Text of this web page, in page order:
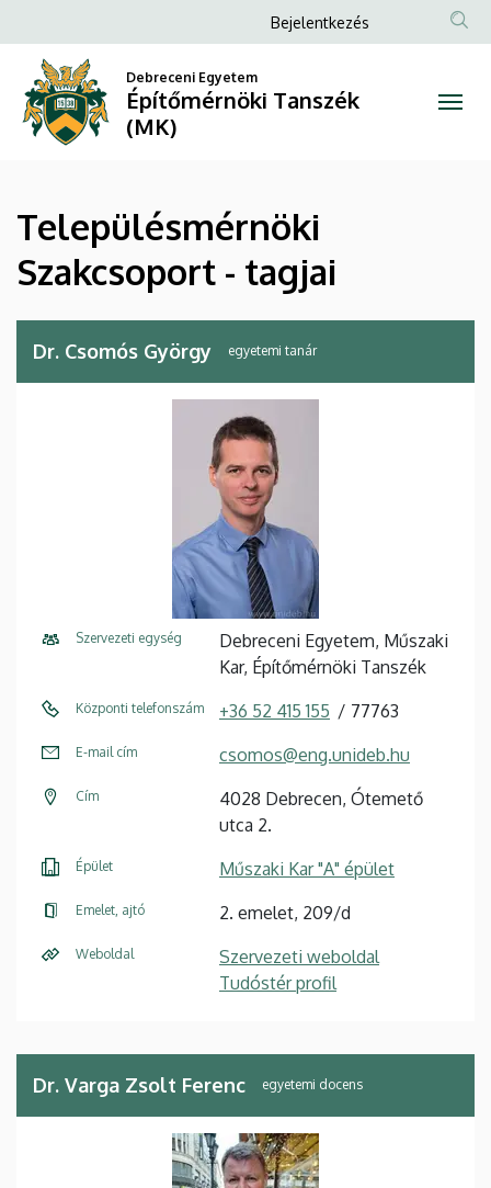
Településmérnöki
Szakcsoport
tagjai
Építőmérnöki
Tanszék
(MK)
a
tartalomra
Anonim
menüje
Bejelentkezés
Debreceni Egyetem
Építőmérnöki Tanszék
(MK)
Településmérnöki
Szakcsoport - tagjai
Dr. Csomós György egyetemi tanár
Szervezeti egység
Debreceni Egyetem, Műszaki
Kar, Építőmérnöki Tanszék
Központi telefonszám +36 52 415 155 77763
E-mail cím csomos@eng.unideb.hu
Cím
4028 Debrecen, Ótemető
utca 2.
Épület Műszaki Kar "A" épület
Emelet, ajtó 2. emelet, 209/d
Weboldal
Szervezeti weboldal
Tudóstér profil
Dr. Varga Zsolt Ferenc egyetemi docens